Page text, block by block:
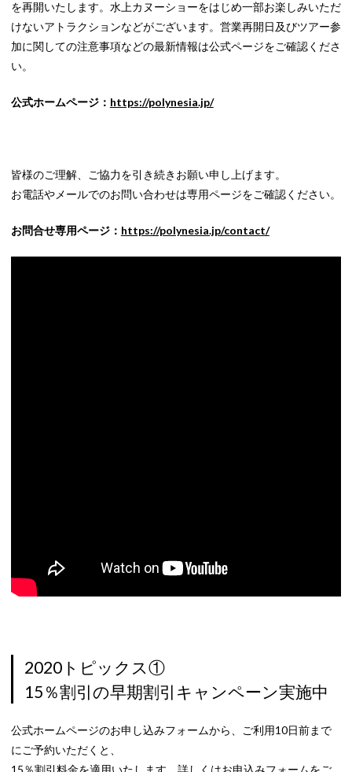
を再開いたします。水上カヌーショーをはじめ一部お楽しみいただ
けないアトラクションなどがございます。営業再開日及びツアー参
加に関しての注意事項などの最新情報は公式ページをご確認くださ
い。
公式ホームページ： https://polynesia.jp/
皆様のご理解、ご協力を引き続きお願い申し上げます。
お電話やメールでのお問い合わせは専用ページをご確認ください。
お問合せ専用ページ： https://polynesia.jp/contact/
2020トピックス①
15％割引の早期割引キャンペーン実施中
公式ホームページのお申し込みフォームから、ご利用10日前まで
にご予約いただくと、